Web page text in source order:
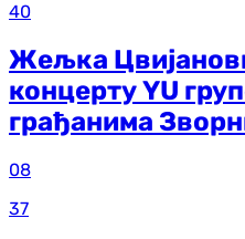
40
Жељка
концерту YU
грађанима
08
37